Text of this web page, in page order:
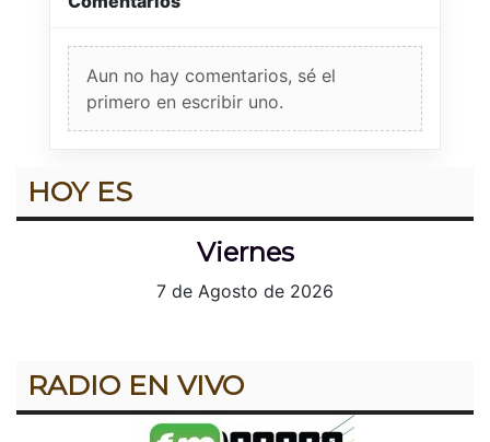
Aun no hay comentarios, sé el
primero en escribir uno.
HOY ES
Viernes
7 de Agosto de 2026
RADIO EN VIVO